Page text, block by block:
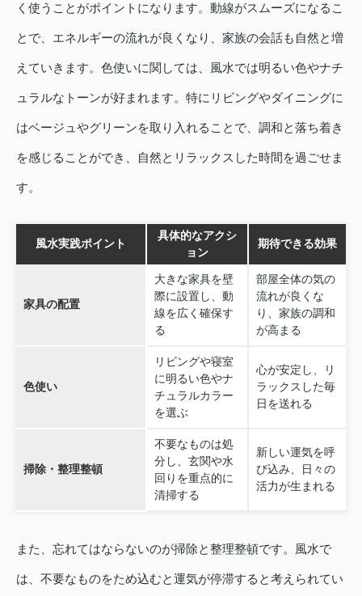
く使うことがポイントになります。動線がスムーズになるこ
とで、エネルギーの流れが良くなり、家族の会話も自然と増
えていきます。色使いに関しては、風水では明るい色やナチ
ュラルなトーンが好まれます。特にリビングやダイニングに
はベージュやグリーンを取り入れることで、調和と落ち着き
を感じることができ、自然とリラックスした時間を過ごせま
す。
風水実践ポイント
具体的なアクシ
ョン
期待できる効果
家具の配置
大きな家具を壁
際に設置し、動
線を広く確保す
る
部屋全体の気の
流れが良くな
り、家族の調和
が高まる
色使い
リビングや寝室
に明るい色やナ
チュラルカラー
を選ぶ
心が安定し、リ
ラックスした毎
日を送れる
掃除・整理整頓
不要なものは処
分し、玄関や水
回りを重点的に
清掃する
新しい運気を呼
び込み、日々の
活力が生まれる
また、忘れてはならないのが掃除と整理整頓です。風水で
は、不要なものをため込むと運気が停滞すると考えられてい